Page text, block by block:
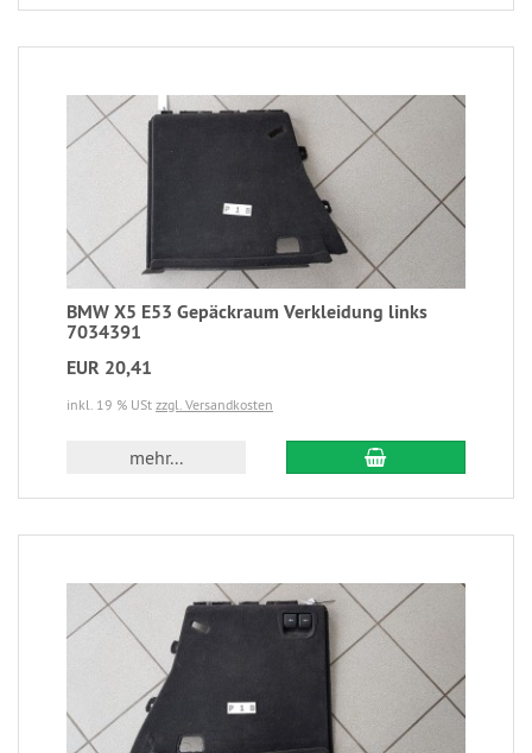
BMW X5 E53 Gepäckraum Verkleidung links
7034391
EUR 20,41
inkl. 19 % USt zzgl. Versandkosten
mehr...